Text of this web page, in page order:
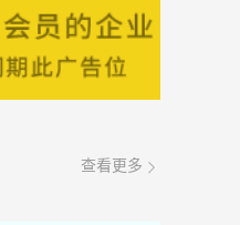
查看更多